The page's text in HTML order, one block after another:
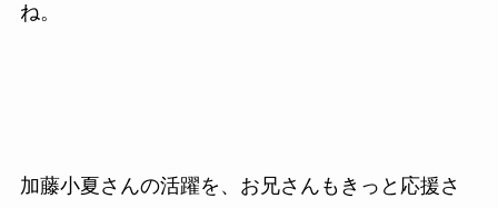
ね。
加藤小夏さんの活躍を、お兄さんもきっと応援さ